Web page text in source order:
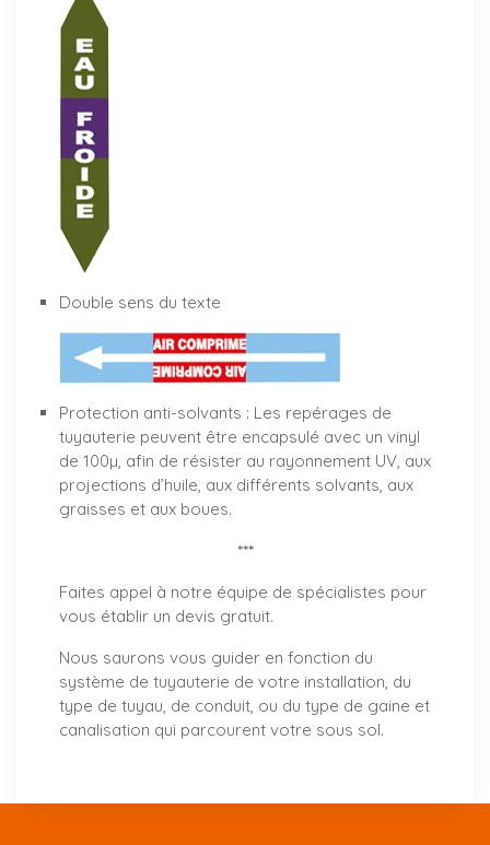
Double sens du texte
Protection anti-solvants : Les repérages de
tuyauterie peuvent être encapsulé avec un vinyl
de 100µ, afin de résister au rayonnement UV, aux
projections d’huile, aux différents solvants, aux
graisses et aux boues.
***
Faites appel à notre équipe de spécialistes pour
vous établir un devis gratuit.
Nous saurons vous guider en fonction du
système de tuyauterie de votre installation, du
type de tuyau, de conduit, ou du type de gaine et
canalisation qui parcourent votre sous sol.